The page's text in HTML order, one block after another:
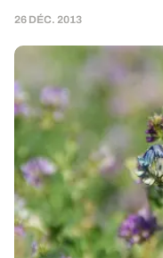
26 DÉC. 2013